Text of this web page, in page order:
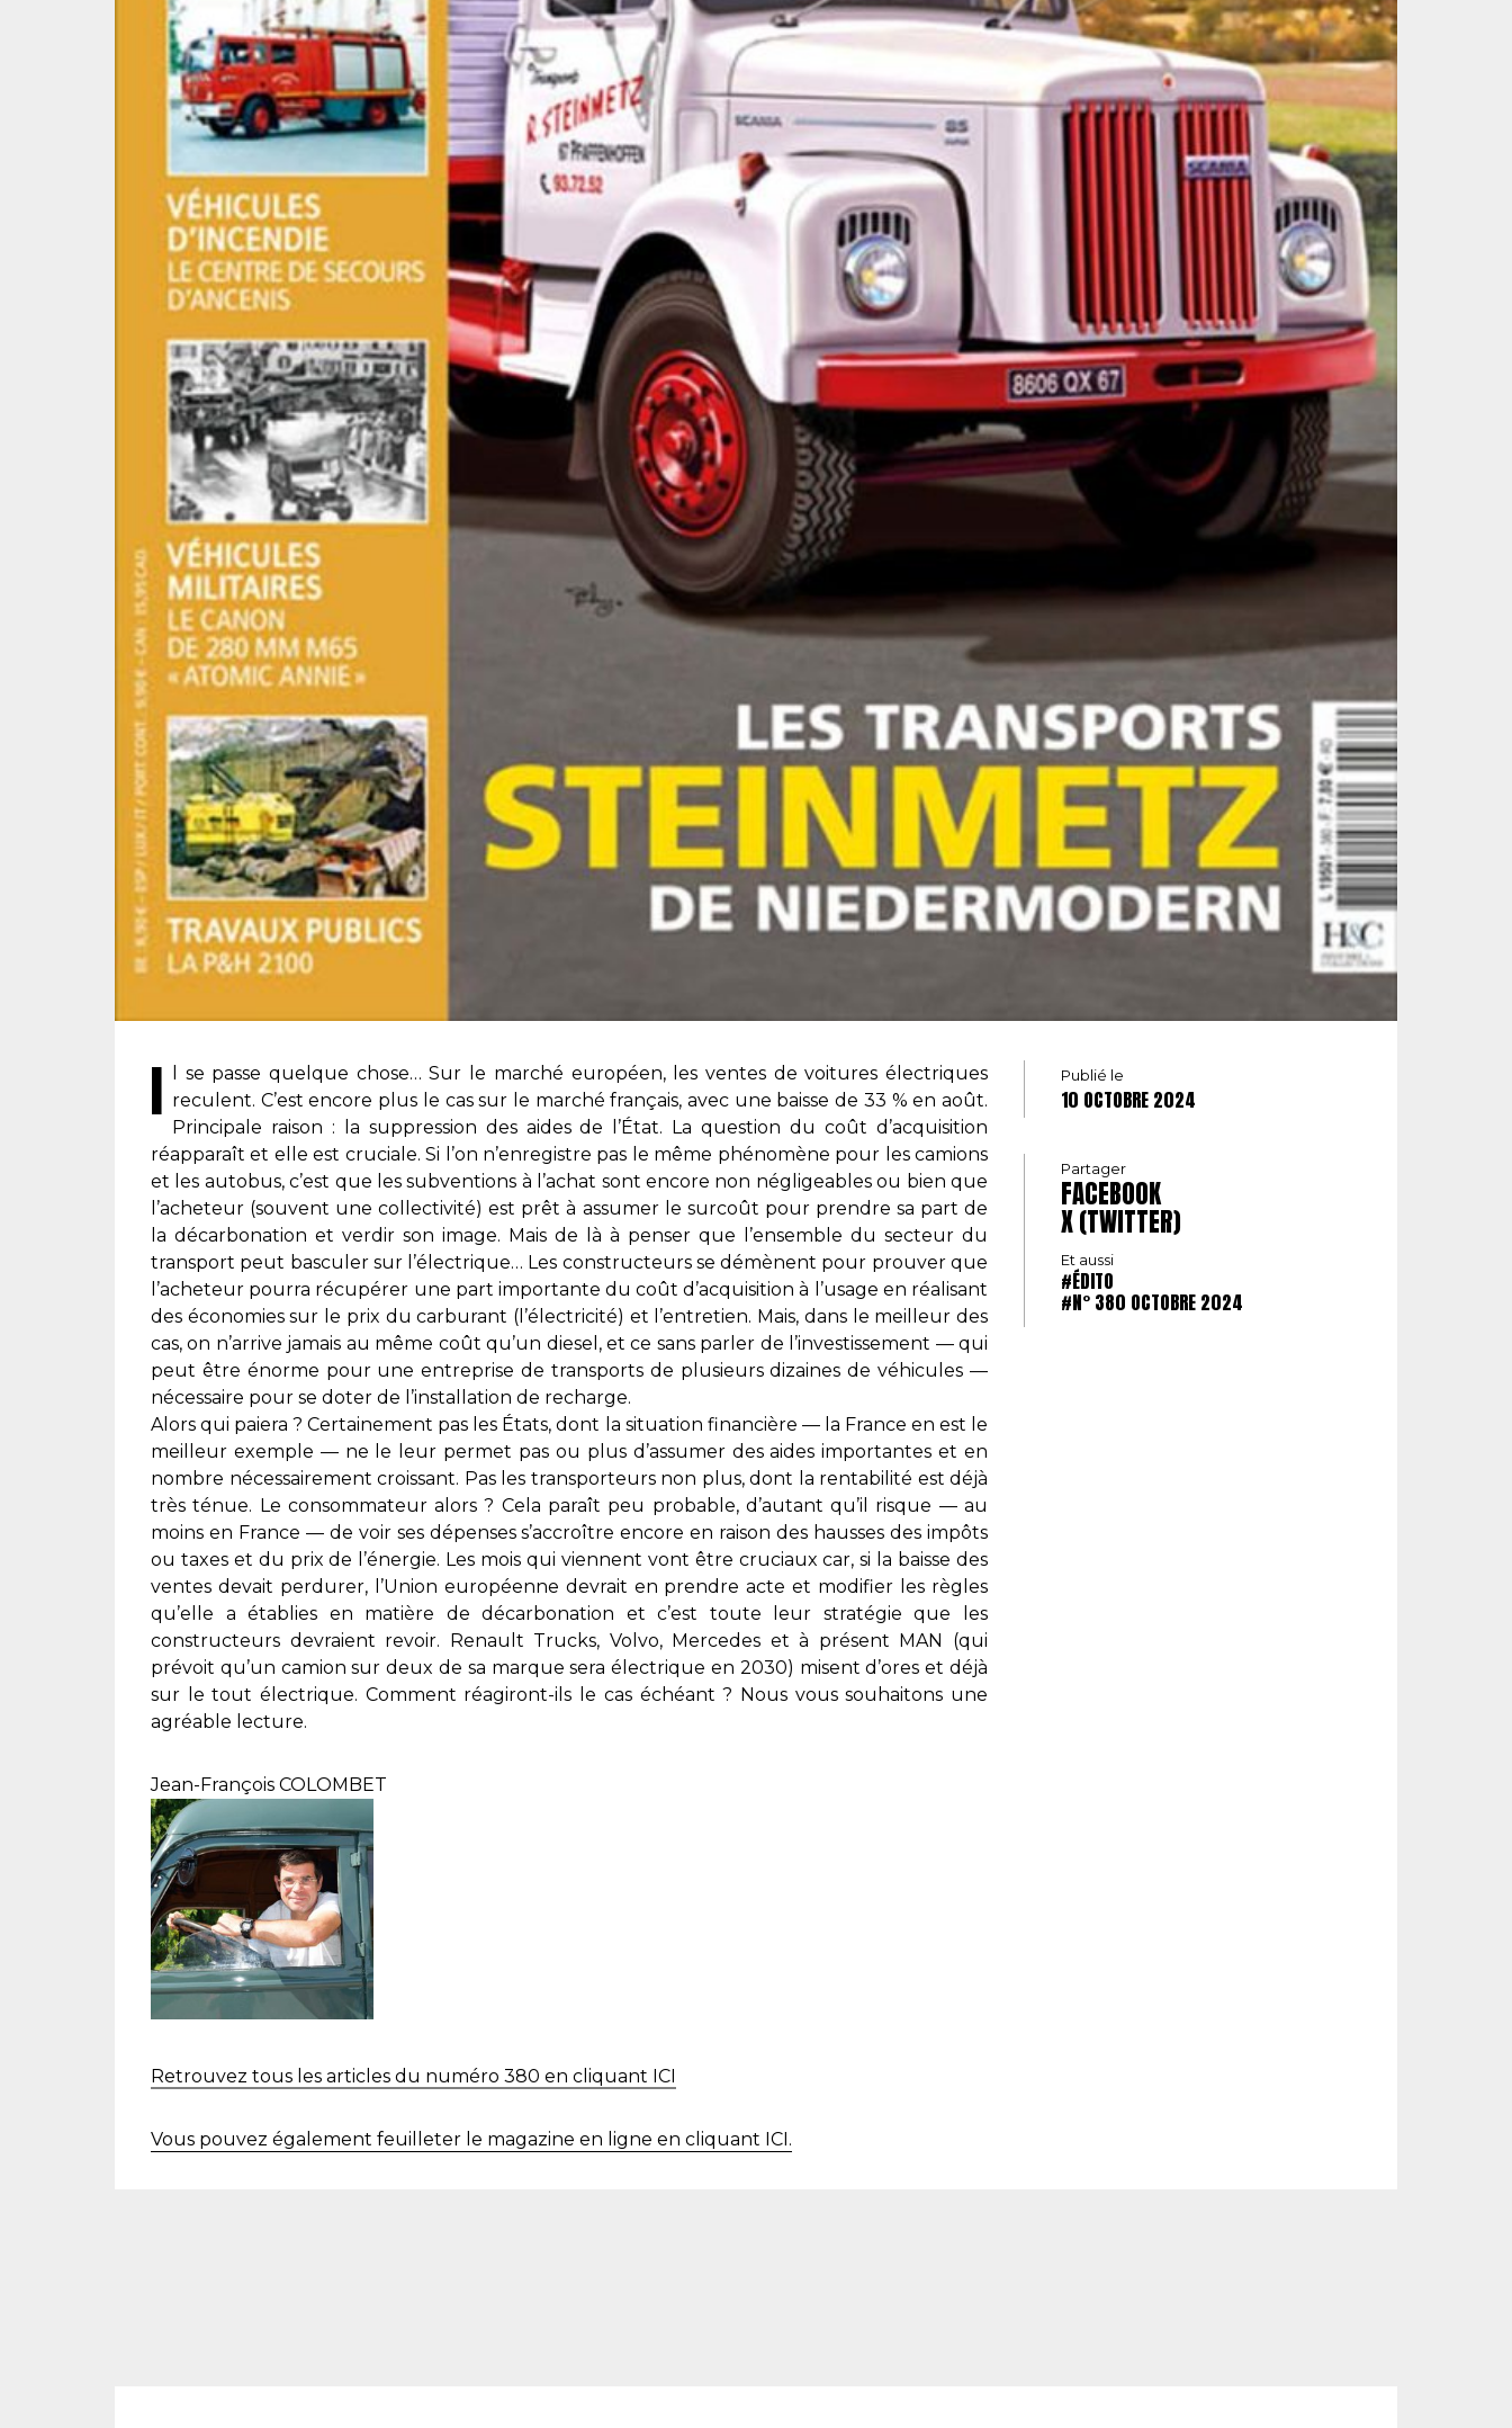
I
l se passe quelque chose… Sur le marché européen, les ventes de voitures électriques
reculent. C’est encore plus le cas sur le marché français, avec une baisse de 33 % en août.
Principale raison : la suppression des aides de l’État. La question du coût d’acquisition
réapparaît et elle est cruciale. Si l’on n’enregistre pas le même phénomène pour les camions
et les autobus, c’est que les subventions à l’achat sont encore non négligeables ou bien que
l’acheteur (souvent une collectivité) est prêt à assumer le surcoût pour prendre sa part de
la décarbonation et verdir son image. Mais de là à penser que l’ensemble du secteur du
transport peut basculer sur l’électrique… Les constructeurs se démènent pour prouver que
l’acheteur pourra récupérer une part importante du coût d’acquisition à l’usage en réalisant
des économies sur le prix du carburant (l’électricité) et l’entretien. Mais, dans le meilleur des
cas, on n’arrive jamais au même coût qu’un diesel, et ce sans parler de l’investissement — qui
peut être énorme pour une entreprise de transports de plusieurs dizaines de véhicules —
nécessaire pour se doter de l’installation de recharge.
Alors qui paiera ? Certainement pas les États, dont la situation financière — la France en est le
meilleur exemple — ne le leur permet pas ou plus d’assumer des aides importantes et en
nombre nécessairement croissant. Pas les transporteurs non plus, dont la rentabilité est déjà
très ténue. Le consommateur alors ? Cela paraît peu probable, d’autant qu’il risque — au
moins en France — de voir ses dépenses s’accroître encore en raison des hausses des impôts
ou taxes et du prix de l’énergie. Les mois qui viennent vont être cruciaux car, si la baisse des
ventes devait perdurer, l’Union européenne devrait en prendre acte et modifier les règles
qu’elle a établies en matière de décarbonation et c’est toute leur stratégie que les
constructeurs devraient revoir. Renault Trucks, Volvo, Mercedes et à présent MAN (qui
prévoit qu’un camion sur deux de sa marque sera électrique en 2030) misent d’ores et déjà
sur le tout électrique. Comment réagiront-ils le cas échéant ? Nous vous souhaitons une
agréable lecture.
Jean-François COLOMBET
Retrouvez tous les articles du numéro 380 en cliquant ICI
Vous pouvez également feuilleter le magazine en ligne en cliquant ICI.
Publié le
10 OCTOBRE 2024
Partager
FACEBOOK
X (TWITTER)
Et aussi
#ÉDITO
#N° 380 OCTOBRE 2024